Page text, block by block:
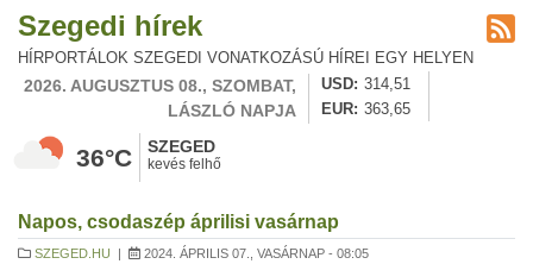
Szegedi hírek
HÍRPORTÁLOK SZEGEDI VONATKOZÁSÚ HÍREI EGY HELYEN
2026. AUGUSZTUS 08., SZOMBAT,
LÁSZLÓ NAPJA
USD
314,51
EUR
363,65
36°C SZEGED
kevés felhő
Napos, csodaszép áprilisi vasárnap
SZEGED.HU | 2024. ÁPRILIS 07., VASÁRNAP - 08:05